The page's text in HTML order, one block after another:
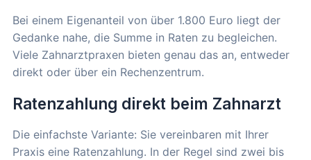
Bei einem Eigenanteil von über 1.800 Euro liegt der
Gedanke nahe, die Summe in Raten zu begleichen.
Viele Zahnarztpraxen bieten genau das an, entweder
direkt oder über ein Rechenzentrum.
Ratenzahlung direkt beim Zahnarzt
Die einfachste Variante: Sie vereinbaren mit Ihrer
Praxis eine Ratenzahlung. In der Regel sind zwei bis